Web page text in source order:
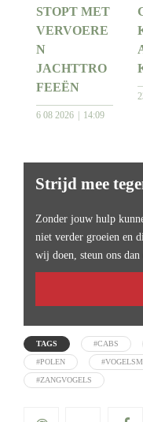
STOPT MET
VERVOERE
N
JACHTTRO
FEEËN
6 08 2026 14:09
Strijd mee
Zonder jouw hulp
niet verder groeien en
wij doen, steun ons dan
TAGS #CABS
#POLEN
#ZANGVOGELS